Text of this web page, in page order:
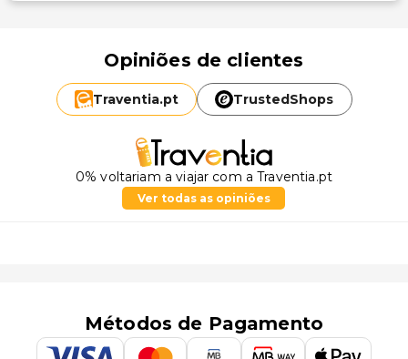
Opiniões de clientes
Traventia.pt TrustedShops
0% voltariam a viajar com a Traventia.pt
Ver todas as opiniões
Métodos de Pagamento